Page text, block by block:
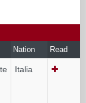
Nation Read
Italia